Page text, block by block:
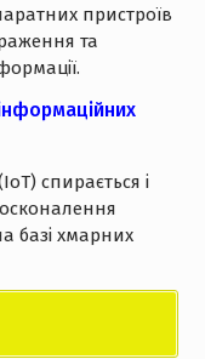
пристроїв
та
спирається і
базі хмарних